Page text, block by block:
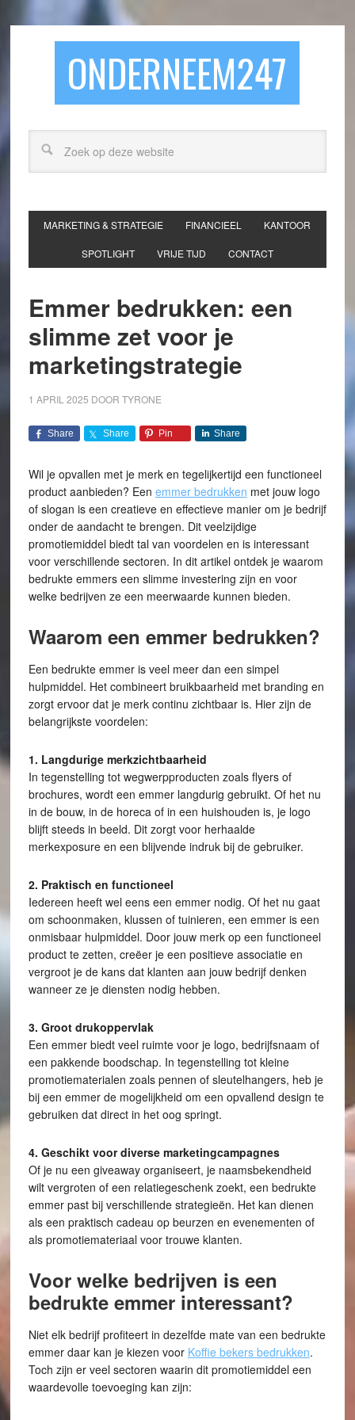
ONDERNEEM247
MARKETING & STRATEGIE FINANCIEEL KANTOOR
SPOTLIGHT VRIJE TIJD CONTACT
Emmer bedrukken: een
slimme zet voor je
marketingstrategie
1 APRIL 2025 DOOR TYRONE
Share Share Pin Share
Wil je opvallen met je merk en tegelijkertijd een functioneel
product aanbieden? Een emmer bedrukken met jouw logo
of slogan is een creatieve en effectieve manier om je bedrijf
onder de aandacht te brengen. Dit veelzijdige
promotiemiddel biedt tal van voordelen en is interessant
voor verschillende sectoren. In dit artikel ontdek je waarom
bedrukte emmers een slimme investering zijn en voor
welke bedrijven ze een meerwaarde kunnen bieden.
Waarom een emmer bedrukken?
Een bedrukte emmer is veel meer dan een simpel
hulpmiddel. Het combineert bruikbaarheid met branding en
zorgt ervoor dat je merk continu zichtbaar is. Hier zijn de
belangrijkste voordelen:
1. Langdurige merkzichtbaarheid
In tegenstelling tot wegwerpproducten zoals flyers of
brochures, wordt een emmer langdurig gebruikt. Of het nu
in de bouw, in de horeca of in een huishouden is, je logo
blijft steeds in beeld. Dit zorgt voor herhaalde
merkexposure en een blijvende indruk bij de gebruiker.
2. Praktisch en functioneel
Iedereen heeft wel eens een emmer nodig. Of het nu gaat
om schoonmaken, klussen of tuinieren, een emmer is een
onmisbaar hulpmiddel. Door jouw merk op een functioneel
product te zetten, creëer je een positieve associatie en
vergroot je de kans dat klanten aan jouw bedrijf denken
wanneer ze je diensten nodig hebben.
3. Groot drukoppervlak
Een emmer biedt veel ruimte voor je logo, bedrijfsnaam of
een pakkende boodschap. In tegenstelling tot kleine
promotiematerialen zoals pennen of sleutelhangers, heb je
bij een emmer de mogelijkheid om een opvallend design te
gebruiken dat direct in het oog springt.
4. Geschikt voor diverse marketingcampagnes
Of je nu een giveaway organiseert, je naamsbekendheid
wilt vergroten of een relatiegeschenk zoekt, een bedrukte
emmer past bij verschillende strategieën. Het kan dienen
als een praktisch cadeau op beurzen en evenementen of
als promotiemateriaal voor trouwe klanten.
Voor welke bedrijven is een
bedrukte emmer interessant?
Niet elk bedrijf profiteert in dezelfde mate van een bedrukte
emmer daar kan je kiezen voor Koffie bekers bedrukken.
Toch zijn er veel sectoren waarin dit promotiemiddel een
waardevolle toevoeging kan zijn: